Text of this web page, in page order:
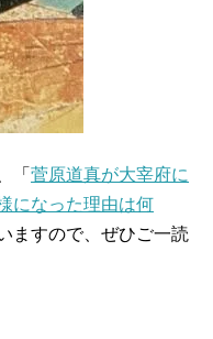
「 菅原道真が大宰府に
になった理由は何
ますので、ぜひご一読